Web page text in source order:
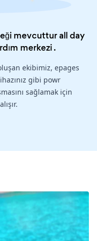
mevcuttur all day
merkezi.
ekibimiz, epages
gibi powr
sağlamak için